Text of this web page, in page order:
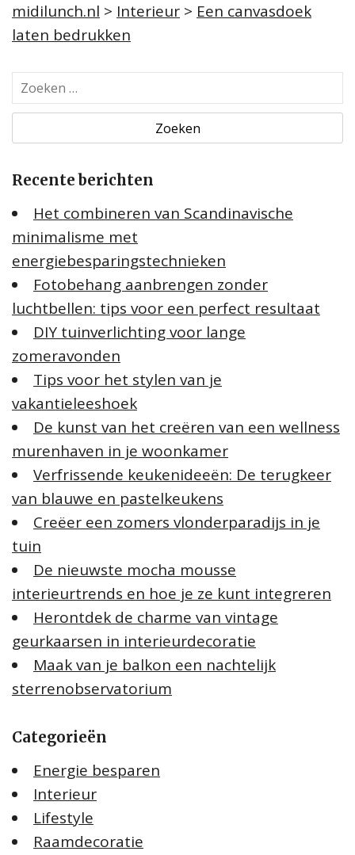
midilunch.nl > Interieur > Een canvasdoek
laten bedrukken
o
k
n
a
a
r
:
Recente berichten
Het combineren van Scandinavische
minimalisme met
energiebesparingstechnieken
Fotobehang aanbrengen zonder
luchtbellen: tips voor een perfect resultaat
DIY tuinverlichting voor lange
zomeravonden
Tips voor het stylen van je
vakantieleeshoek
De kunst van het creëren van een wellness
murenhaven in je woonkamer
Verfrissende keukenideeën: De terugkeer
van blauwe en pastelkeukens
Creëer een zomers vlonderparadijs in je
tuin
De nieuwste mocha mousse
interieurtrends en hoe je ze kunt integreren
Herontdek de charme van vintage
geurkaarsen in interieurdecoratie
Maak van je balkon een nachtelijk
sterrenobservatorium
Categorieën
Energie besparen
Interieur
Lifestyle
Raamdecoratie